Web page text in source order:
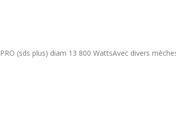
(sds plus) diam 13 800 WattsAvec divers